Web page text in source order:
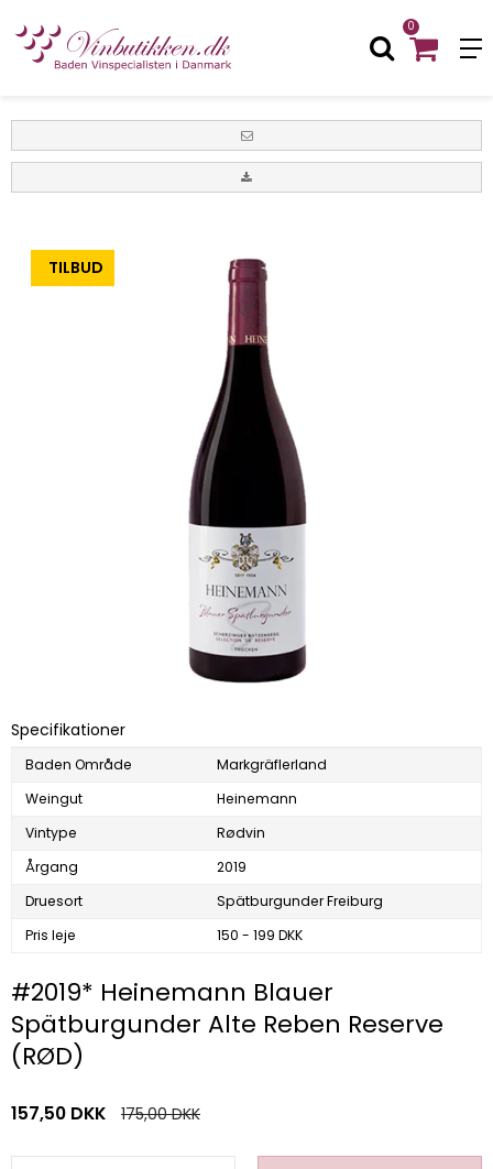
0
-10%
Specifikationer
Baden Område
Markgräflerland
Weingut
Heinemann
Vintype
Rødvin
Årgang
2019
Druesort
Spätburgunder Freiburg
Pris leje
150 - 199 DKK
#2019* Heinemann Blauer
Spätburgunder Alte Reben Reserve
(RØD)
157,50 DKK 175,00 DKK